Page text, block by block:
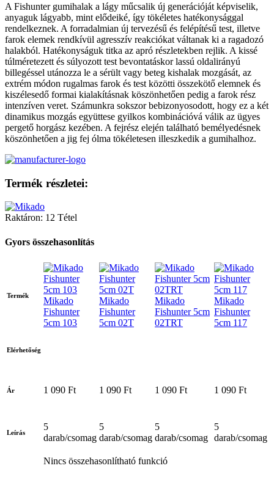
A Fishunter gumihalak a lágy műcsalik új generációját képviselik,
anyaguk lágyabb, mint elődeiké, így tökéletes hatékonysággal
rendelkeznek. A forradalmian új tervezésű és felépítésű test, illetve
farok elemek rendkívül agresszív reakciókat váltanak ki a ragadozó
halakból. Hatékonyságuk titka az apró részletekben rejlik. A kissé
túlméretezett és súlyozott test bevontatáskor lassú oldalirányú
billegéssel utánozza le a sérült vagy beteg kishalak mozgását, az
extrém módon rugalmas farok és test közötti összekötő elemnek és
kiszélesedő formai kialakításnak köszönhetően pedig a farok rész
intenzíven veret. Számunkra sokszor bebizonyosodott, hogy ez a két
dinamikus mozgás együttese gyilkos kombinációvá válik az ügyes
pergető horgász kezében. A fejrész elején található bemélyedésnek
köszönhetően a jig fej ólma tökéletesen illeszkedik a gumihalhoz.
Termék részletei:
Raktáron: 12 Tétel
Gyors összehasonlítás
Termék
Mikado
Fishunter
5cm 103
Mikado
Fishunter
5cm 02T
Mikado
Fishunter 5cm
02TRT
Mikado
Fishunter
5cm 117
Elérhetőség
Ár 1 090 Ft 1 090 Ft 1 090 Ft 1 090 Ft
Leírás
5
darab/csomag
5
darab/csomag
5
darab/csomag
5
darab/csomag
Nincs összehasonlítható funkció